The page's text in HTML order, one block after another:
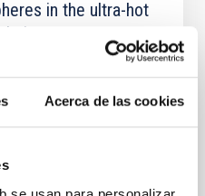
Acerca de las cookies
in the ultra-hot
and become a silicate
planet. We observed